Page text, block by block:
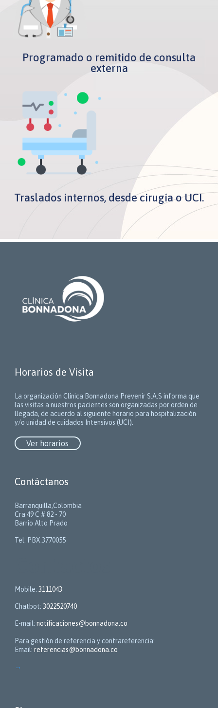
Programado o remitido de consulta
externa
Traslados internos, desde cirugía o UCI.
Horarios de Visita
La organización Clínica Bonnadona Prevenir S.A.S informa que
las visitas a nuestros pacientes son organizadas por orden de
llegada, de acuerdo al siguiente horario para hospitalización
y/o unidad de cuidados Intensivos (UCI).
Ver horarios
Contáctanos
Barranquilla,Colombia
Cra 49 C # 82 - 70
Barrio Alto Prado
Tel: PBX.3770055
Mobile: 3111043
Chatbot: 3022520740
E-mail: notificaciones@bonnadona.co
Para gestión de referencia y contrareferencia:
Email: referencias@bonnadona.co
→